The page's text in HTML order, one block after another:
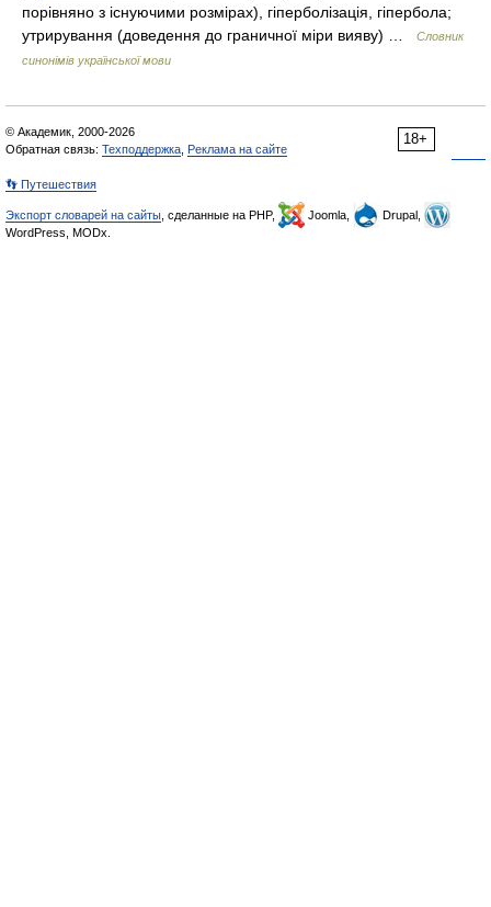
порівняно з існуючими розмірах), гіперболізація, гіпербола;
утрирування (доведення до граничної міри вияву) …
Словник
синонімів української мови
18+
© Академик, 2000-2026
Обратная связь: Техподдержка Реклама на сайте
👣 Путешествия
Экспорт словарей на сайты , сделанные на PHP, Joomla,
Drupal,
WordPress, MODx.